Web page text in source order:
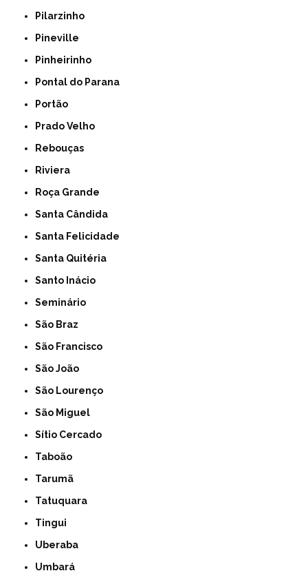
Pilarzinho
Pineville
Pinheirinho
Pontal do Parana
Portão
Prado Velho
Rebouças
Riviera
Roça Grande
Santa Cândida
Santa Felicidade
Santa Quitéria
Santo Inácio
Seminário
São Braz
São Francisco
São João
São Lourenço
São Miguel
Sítio Cercado
Taboão
Tarumã
Tatuquara
Tingui
Uberaba
Umbará